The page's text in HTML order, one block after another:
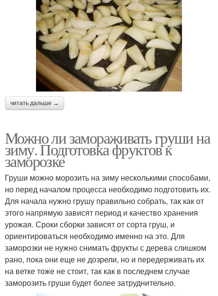
читать дальше →
Можно ли замораживать груши на
зиму. Подготовка фруктов к
заморозке
Груши можно морозить на зиму несколькими способами,
но перед началом процесса необходимо подготовить их.
Для начала нужно грушу правильно собрать, так как от
этого напрямую зависят период и качество хранения
урожая. Сроки сборки зависят от сорта груш, и
ориентироваться необходимо именно на это. Для
заморозки не нужно снимать фрукты с дерева слишком
рано, пока они еще не дозрели, но и передерживать их
на ветке тоже не стоит, так как в последнем случае
заморозить груши будет более затруднительно.